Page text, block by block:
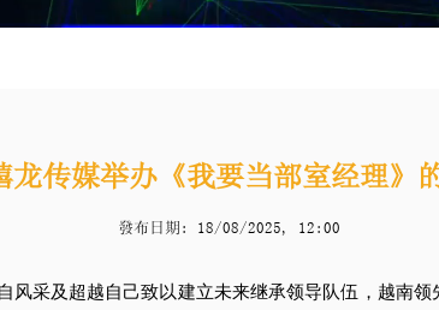
龙传媒举办《我要当部室经理》
發布日期: 18/08/2025, 12:00
采及超越自己致以建立未来继承领导队伍，越南